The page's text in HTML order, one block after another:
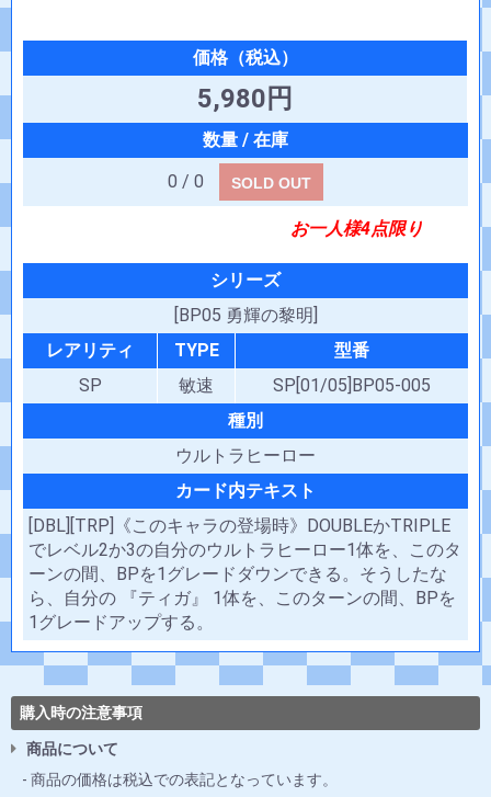
5,980円
0 / 0 SOLD OUT
お一人様4点限り
シリーズ
[BP05 勇輝の黎明]
レアリティ
TYPE
型番
SP
敏速
SP[01/05]BP05-005
種別
ウルトラヒーロー
カード内テキスト
[DBL][TRP]《このキャラの登場時》DOUBLEかTRIPLE
でレベル2か3の自分のウルトラヒーロー1体を、このタ
ーンの間、BPを1グレードダウンできる。そうしたな
ら、自分の 『ティガ』 1体を、このターンの間、BPを
1グレードアップする。
購入時の注意事項
商品について
商品の価格は税込での表記となっています。